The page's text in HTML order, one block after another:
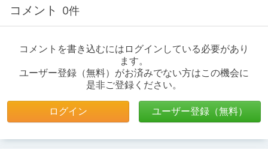
コメント 0件
コメントを書き込むにはログインしている必要があり
ます。
ユーザー登録（無料）がお済みでない方はこの機会に
是非ご登録ください。
ログイン ユーザー登録（無料）